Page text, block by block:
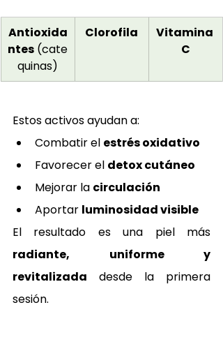
Antioxida
ntes (cate
quinas)
Clorofila
Vitamina
C
Estos activos ayudan a:
Combatir el estrés oxidativo
Favorecer el detox cutáneo
Mejorar la circulación
Aportar luminosidad visible
radiante, uniforme y
revitalizada desde la primera
sesión.